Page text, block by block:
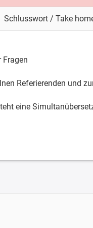
Schlusswort / Take
Referierenden und
eine